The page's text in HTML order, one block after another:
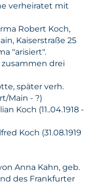
verheiratet mit
Robert Koch,
Kaiserstraße 25
"arisiert".
drei
später verh.
Main - ?)
Koch (11..04.1918 -
Koch (31.08.1919
Anna Kahn, geb.
des Frankfurter